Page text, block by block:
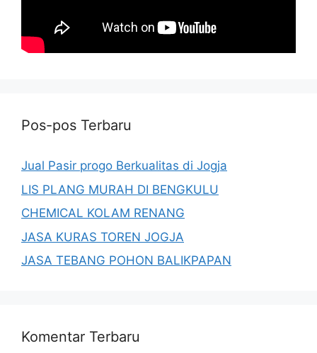
Pos-pos Terbaru
Jual Pasir progo Berkualitas di Jogja
LIS PLANG MURAH DI BENGKULU
CHEMICAL KOLAM RENANG
JASA KURAS TOREN JOGJA
JASA TEBANG POHON BALIKPAPAN
Komentar Terbaru